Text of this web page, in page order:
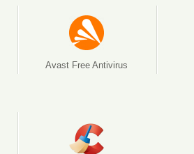
Avast Free Antivirus